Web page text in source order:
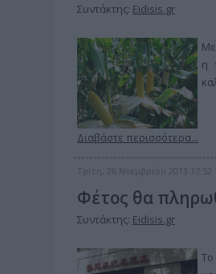
Συντάκτης: Eidisis.gr
η
Διαβάστε περισσότερα...
Τρίτη, 26 Νοεμβρίου 2013 17:52
Φέτος θα
Συντάκτης: Eidisis.gr